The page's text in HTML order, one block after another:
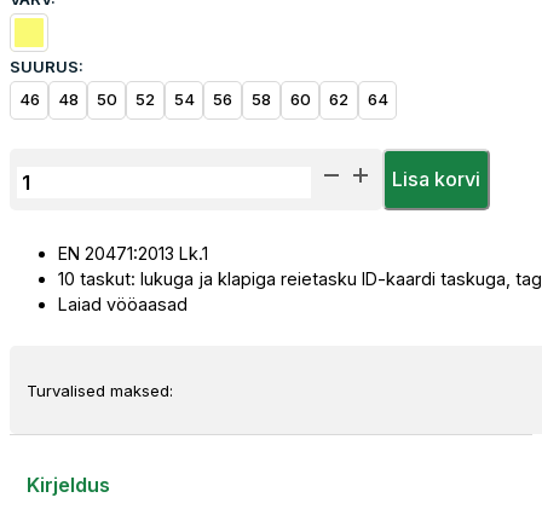
SUURUS:
46
48 50 52 54 56 58 60 62 64
Tööpüksid
Vis
Strech
Lühikesed
Lisa korvi
EN 20471:2013 Lk.1
10 taskut: lukuga ja klapiga reietasku ID-kaardi taskuga,
Laiad vööaasad
Turvalised maksed:
Kirjeldus